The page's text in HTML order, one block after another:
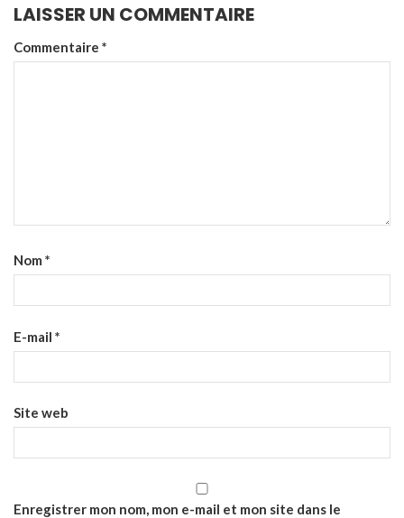
LAISSER UN COMMENTAIRE
Commentaire *
Nom *
E-mail *
Site web
Enregistrer mon nom, mon e-mail et mon site dans le